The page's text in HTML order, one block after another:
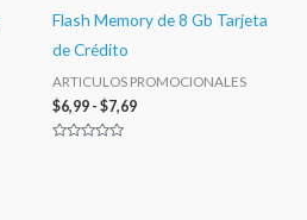
Flash Memory de 8 Gb Tarjeta
de Crédito
ARTICULOS PROMOCIONALES
$6,99 - $7,69